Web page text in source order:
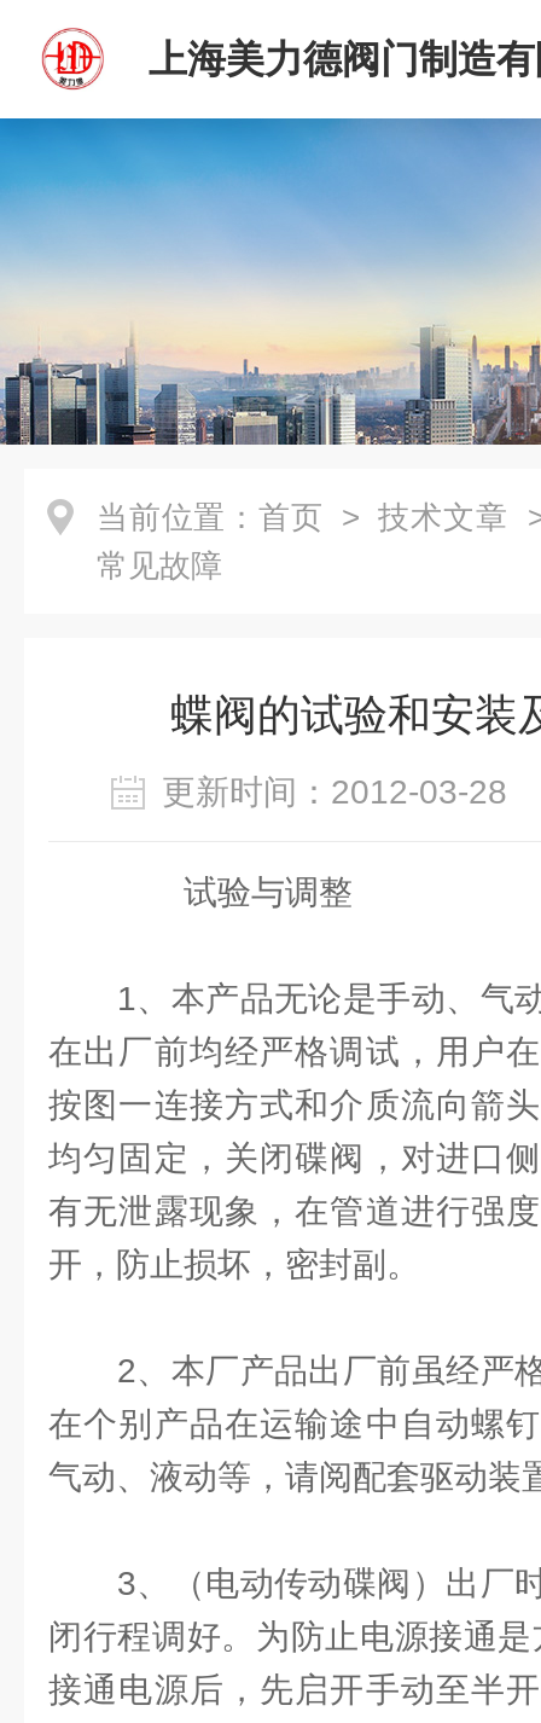
上海美力德阀门制造
当前位置： 首页 > 技术文章
常见故障
蝶阀的试验和安装
更新时间：2012-03-
试验与调整
1、本产品无论是手动、气
在出厂前均经严格调试，用户
按图一连接方式和介质流向箭
均匀固定，关闭碟阀，对进口
有无泄露现象，在管道进行强
开，防止损坏，密封副。
2、本厂产品出厂前虽经严
在个别产品在运输途中自动螺
气动、液动等，请阅配套驱动装
3、（电动传动碟阀）出厂
闭行程调好。为防止电源接通
接通电源后，先启开手动至半